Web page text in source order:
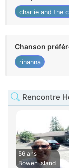
charlie and the
Chanson
rihanna
Rencontre
56 ans
Bowen Island